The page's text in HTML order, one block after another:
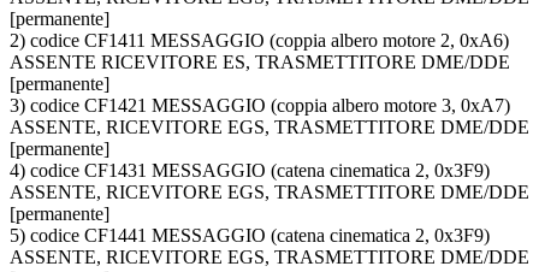
[permanente]
2) codice CF1411 MESSAGGIO (coppia albero motore 2, 0xA6)
ASSENTE RICEVITORE ES, TRASMETTITORE DME/DDE
[permanente]
3) codice CF1421 MESSAGGIO (coppia albero motore 3, 0xA7)
ASSENTE, RICEVITORE EGS, TRASMETTITORE DME/DDE
[permanente]
4) codice CF1431 MESSAGGIO (catena cinematica 2, 0x3F9)
ASSENTE, RICEVITORE EGS, TRASMETTITORE DME/DDE
[permanente]
5) codice CF1441 MESSAGGIO (catena cinematica 2, 0x3F9)
ASSENTE, RICEVITORE EGS, TRASMETTITORE DME/DDE